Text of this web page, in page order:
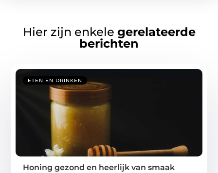
Hier zijn enkele gerelateerde
berichten
ETEN EN DRINKEN
Honing gezond en heerlijk van smaak